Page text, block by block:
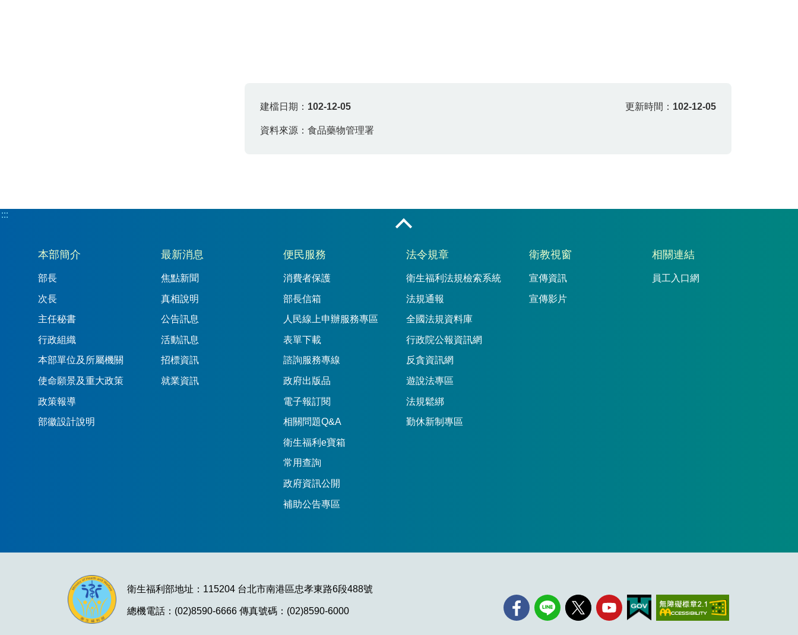
建檔日期： 102-12-05 更新時間： 102-12-05
資料來源：食品藥物管理署
:::
:::
本部簡介
部長
次長
主任秘書
行政組織
本部單位及所屬機關
使命願景及重大政策
政策報導
部徽設計說明
最新消息
焦點新聞
真相說明
公告訊息
活動訊息
招標資訊
就業資訊
便民服務
消費者保護
部長信箱
人民線上申辦服務專區
表單下載
諮詢服務專線
政府出版品
電子報訂閱
相關問題Q&A
衛生福利e寶箱
常用查詢
政府資訊公開
補助公告專區
法令規章
衛生福利法規檢索系統
法規通報
全國法規資料庫
行政院公報資訊網
反貪資訊網
遊說法專區
法規鬆綁
勤休新制專區
衛教視窗
宣傳資訊
宣傳影片
相關連結
員工入口網
衛生福利部地址：115204 台北市南港區忠孝東路6段488號
總機電話：(02)8590-6666 傳真號碼：(02)8590-6000